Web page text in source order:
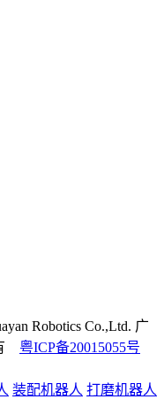
Robotics Co.,Ltd. 广
粤ICP备20015055号
装配机器人 打磨机器人